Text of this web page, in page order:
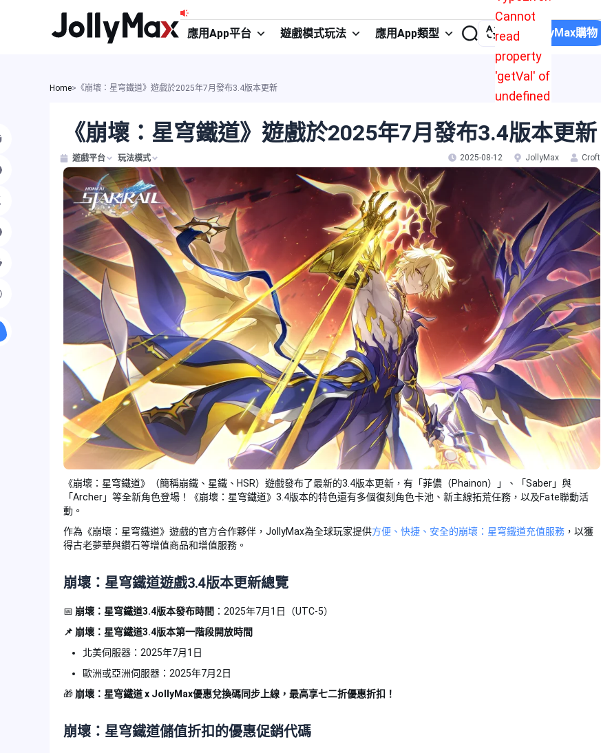
Cannot
read
property
'getVal' of
undefined
應用App平台 遊戲模式玩法 應用App類型 在JollyMax購物
Home> 《崩壞：星穹鐵道》遊戲於2025年7月發布3.4版本更新
《崩壞：星穹鐵道》遊戲於2025年7月發布3.4版本更新
遊戲平台 玩法模式 2025-08-12 JollyMax Croft
《崩壞：星穹鐵道》（簡稱崩鐵、星鐵、HSR）遊戲發布了最新的3.4版本更新，有「菲儂（Phainon）」、「Saber」與
「Archer」等全新角色登場！《崩壞：星穹鐵道》3.4版本的特色還有多個復刻角色卡池、新主線拓荒任務，以及Fate聯動活
動。
作為《崩壞：星穹鐵道》遊戲的官方合作夥伴，JollyMax為全球玩家提供方便、快捷、安全的崩壞：星穹鐵道充值服務 ，以獲
得古老夢華與鑽石等增值商品和增值服務。
崩壞：星穹鐵道遊戲3.4版本更新總覽
📅 崩壞：星穹鐵道3.4版本發布時間 ：2025年7月1日（UTC-5）
📌 崩壞：星穹鐵道3.4版本第一階段開放時間
北美伺服器：2025年7月1日
歐洲或亞洲伺服器：2025年7月2日
🎁 崩壞：星穹鐵道 x JollyMax優惠兌換碼同步上線，最高享七二折優惠折扣！
崩壞：星穹鐵道儲值折扣的優惠促銷代碼